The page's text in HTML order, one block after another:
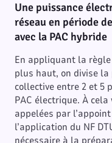
Une puissance
réseau en période
avec la PAC hybride
En appliquant la
plus haut, on divise la
collective entre 2 et 5
PAC électrique. À
appelées par
l’application du NF